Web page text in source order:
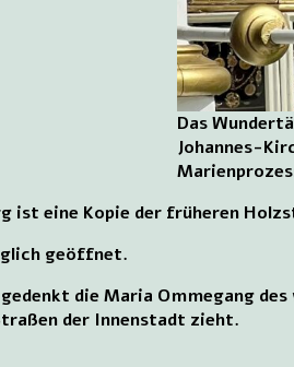
Das
Johannes-
ist eine Kopie der früheren
geöffnet.
die Maria Ommegang
der Innenstadt zieht.